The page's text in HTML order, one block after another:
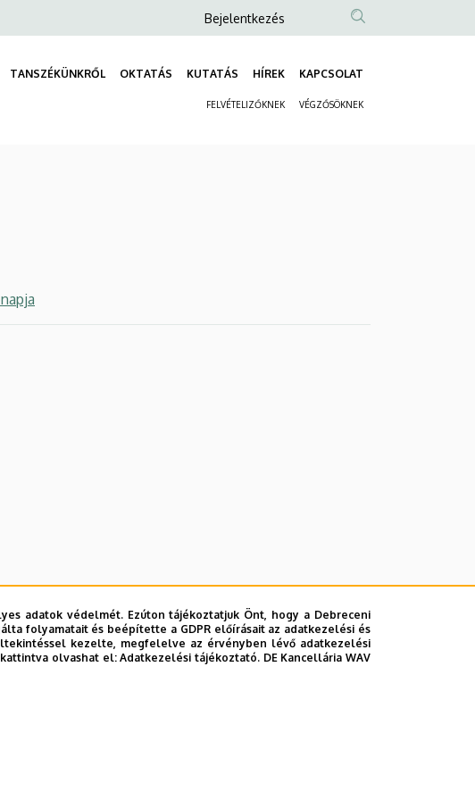
Anonim
fiók
menüje
Bejelentkezés
TANSZÉKÜNKRŐL OKTATÁS KUTATÁS HÍREK KAPCSOLAT
FELVÉTELIZŐKNEK VÉGZŐSÖKNEK
adatok védelmét. Ezúton tájékoztatjuk Önt, hogy a Debreceni
folyamatait és beépítette a GDPR előírásait az adatkezelési és
kezelte, megfelelve az érvényben lévő adatkezelési
kattintva olvashat el:Adatkezelési tájékoztató. DE Kancellária WAV